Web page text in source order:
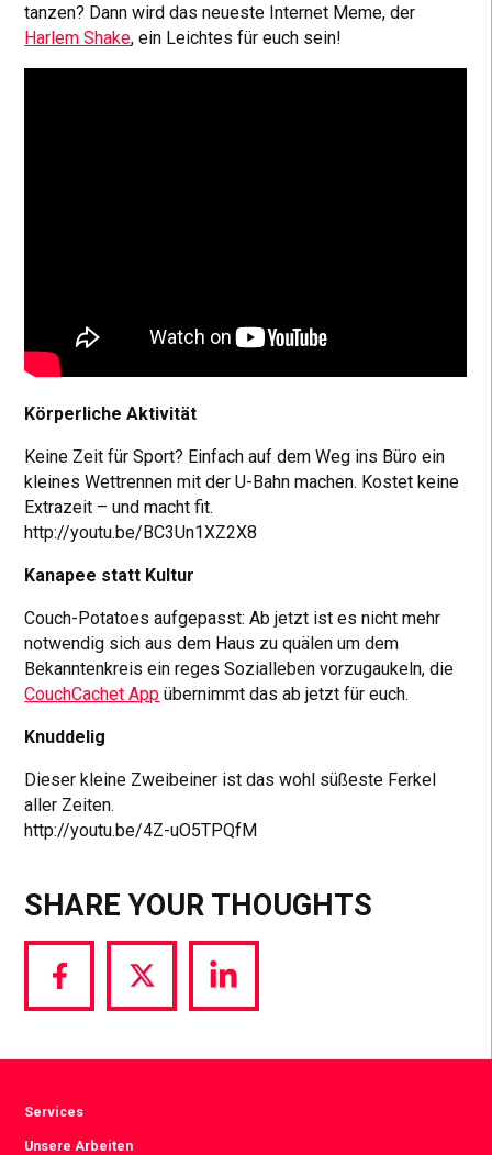
tanzen? Dann wird das neueste Internet Meme, der
Harlem Shake, ein Leichtes für euch sein!
Körperliche Aktivität
Keine Zeit für Sport? Einfach auf dem Weg ins Büro ein
kleines Wettrennen mit der U-Bahn machen. Kostet keine
Extrazeit – und macht fit.
http://youtu.be/BC3Un1XZ2X8
Kanapee statt Kultur
Couch-Potatoes aufgepasst: Ab jetzt ist es nicht mehr
notwendig sich aus dem Haus zu quälen um dem
Bekanntenkreis ein reges Sozialleben vorzugaukeln, die
CouchCachet App übernimmt das ab jetzt für euch.
Knuddelig
Dieser kleine Zweibeiner ist das wohl süßeste Ferkel
aller Zeiten.
http://youtu.be/4Z-uO5TPQfM
SHARE YOUR THOUGHTS
Share
via
Share
via
Share
via
Services
Unsere Arbeiten